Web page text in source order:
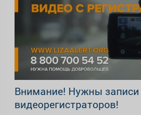
Внимание! Нужны записи
видеорегистраторов!